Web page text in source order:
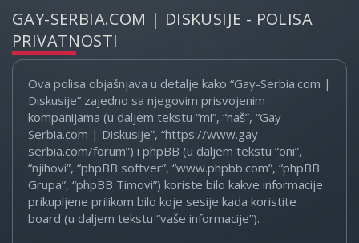
GAY-SERBIA.COM | DISKUSIJE - POLISA
PRIVATNOSTI
Ova polisa objašnjava u detalje kako “Gay-Serbia.com |
Diskusije” zajedno sa njegovim prisvojenim
kompanijama (u daljem tekstu “mi”, “naš”, “Gay-
Serbia.com | Diskusije”, “https://www.gay-
serbia.com/forum”) i phpBB (u daljem tekstu “oni”,
“njihovi”, “phpBB softver”, “www.phpbb.com”, “phpBB
Grupa”, “phpBB Timovi”) koriste bilo kakve informacije
prikupljene prilikom bilo koje sesije kada koristite
board (u daljem tekstu “vaše informacije”).